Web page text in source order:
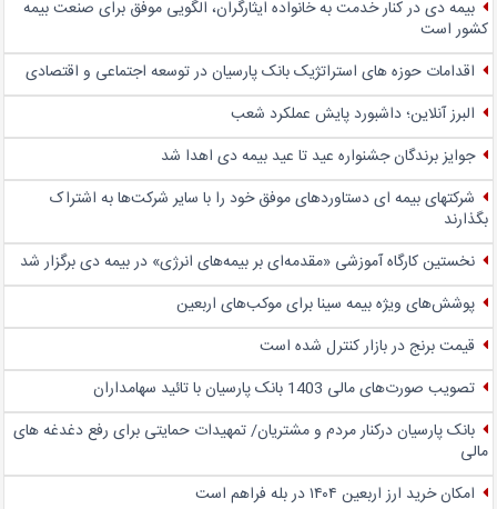
بیمه دی در کنار خدمت به خانواده ایثارگران، الگویی موفق برای صنعت بیمه
کشور است
اقدامات حوزه های استراتژیک بانک پارسیان در توسعه اجتماعی و اقتصادی
البرز آنلاین؛ داشبورد پایش عملکرد شعب
جوایز برندگان جشنواره عید تا عید بیمه دی اهدا شد
شرکتهای بیمه ای دستاوردهای موفق خود را با سایر شرکت‌ها به اشتراک
بگذارند
نخستین کارگاه آموزشی «مقدمه‌ای بر بیمه‌های انرژی» در بیمه دی برگزار شد
پوشش‌های ویژه بیمه سینا برای موکب‌های اربعین
قیمت برنج در بازار کنترل شده است
تصویب صورت‌های مالی 1403 بانک پارسیان با تائید سهامداران
بانک پارسیان درکنار مردم و مشتریان/ تمهیدات حمایتی برای رفع دغدغه های
مالی
امکان خرید ارز اربعین ۱۴۰۴ در بله فراهم است